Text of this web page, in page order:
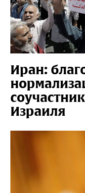
Иран:
Израиля